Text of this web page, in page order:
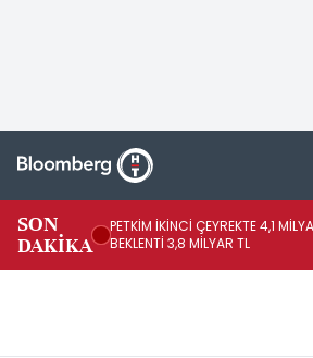
SON
DAKİKA
PETKİM İKİNCİ ÇEYREKTE 4,1
BEKLENTİ 3,8 MİLYAR TL